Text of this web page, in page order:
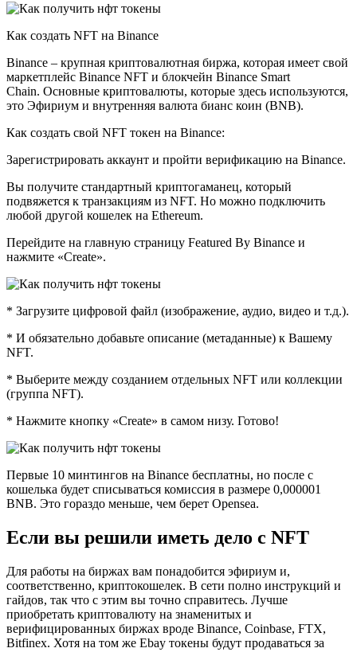
Как создать NFT на Binance
Binance – крупная криптовалютная биржа, которая имеет свой
маркетплейс Binance NFT и блокчейн Binance Smart
Chain. Основные криптовалюты, которые здесь используются,
это Эфириум и внутренняя валюта бианс коин (BNB).
Как создать свой NFT токен на Binance:
Зарегистрировать аккаунт и пройти верификацию на Binance.
Вы получите стандартный криптогаманец, который
подвяжется к транзакциям из NFT. Но можно подключить
любой другой кошелек на Ethereum.
Перейдите на главную страницу Featured By Binance и
нажмите «Create».
* Загрузите цифровой файл (изображение, аудио, видео и т.д.).
* И обязательно добавьте описание (метаданные) к Вашему
NFT.
* Выберите между созданием отдельных NFT или коллекции
(группа NFT).
* Нажмите кнопку «Create» в самом низу. Готово!
Первые 10 минтингов на Binance бесплатны, но после с
кошелька будет списываться комиссия в размере 0,000001
BNB. Это гораздо меньше, чем берет Opensea.
Если вы решили иметь дело с NFT
Для работы на биржах вам понадобится эфириум и,
соответственно, криптокошелек. В сети полно инструкций и
гайдов, так что с этим вы точно справитесь. Лучше
приобретать криптовалюту на знаменитых и
верифицированных биржах вроде Binance, Coinbase, FTX,
Bitfinex. Хотя на том же Ebay токены будут продаваться за